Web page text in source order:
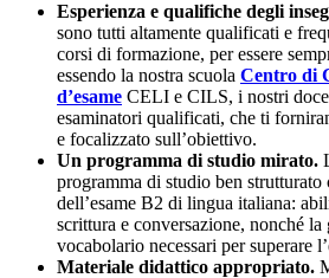
Esperienza e qualifiche degli
sono tutti altamente qualificati e
corsi di formazione, per essere
essendo la nostra scuola Centro di
d’esame CELI e CILS, i nostri
esaminatori qualificati, che ti
e focalizzato sull’obiettivo.
Un programma di studio mirato.
programma di studio ben
dell’esame B2 di lingua italiana:
scrittura e conversazione, nonché la
vocabolario necessari per superare
Materiale didattico appropriato.